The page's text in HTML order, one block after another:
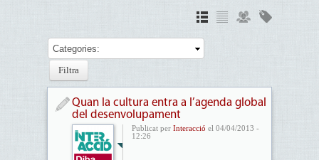
Categories:
Quan la cultura entra a l’agenda global
del desenvolupament
Publicat per Interacció el 04/04/2013 -
12:26